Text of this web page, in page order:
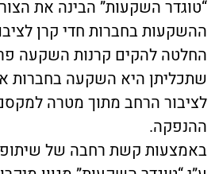
“טוגדר השקעות” הבינה את
ההשקעות בחברות חדי קרן
החלטה להקים קרנות השקעה
שתכליתן היא השקעה בחברות
לציבור הרחב מתוך מטרה
ההנפקה.
באמצעות קשת רחבה של